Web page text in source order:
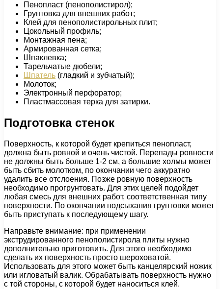
Пенопласт (пенополистирол);
Грунтовка для внешних работ;
Клей для пенополистирольных плит;
Цокольный профиль;
Монтажная пена;
Армированная сетка;
Шпаклевка;
Тарельчатые дюбели;
Шпатель (гладкий и зубчатый);
Молоток;
Электронный перфоратор;
Пластмассовая терка для затирки.
Подготовка стенок
Поверхность, к которой будет крепиться пенопласт,
должна быть ровной и очень чистой. Перепады ровности
не должны быть больше 1-2 см, а большие холмы может
быть сбить молотком, по окончании чего аккуратно
удалить все отслоения. Позже ровную поверхность
необходимо прогрунтовать. Для этих целей подойдет
любая смесь для внешних работ, соответственная типу
поверхности. По окончании подсыхания грунтовки может
быть приступать к последующему шагу.
Направьте внимание: при применении
экструдированного пенополистирола плиты нужно
дополнительно приготовить. Для этого необходимо
сделать их поверхность просто шероховатой.
Использовать для этого может быть канцелярский ножик
или игловатый валик. Обрабатывать поверхность нужно
с той стороны, с которой будет наноситься клей.